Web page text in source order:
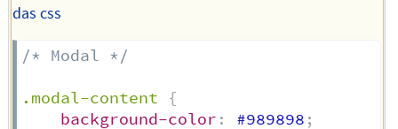
das css
/* Modal */
.modal-content
{
background-color : #989898 ;